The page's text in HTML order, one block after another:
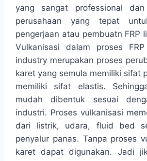
yang sangat professional dan
perusahaan yang tepat
pengerjaan atau pembuatn FRP
Vulkanisasi dalam proses
industry merupakan proses
karet yang semula memiliki sifat
memiliki sifat elastis.
mudah dibentuk sesuai
industri. Proses vulkanisasi
dari listrik, udara, fluid bed
penyalur panas. Tanpa proses
karet dapat digunakan. Jadi